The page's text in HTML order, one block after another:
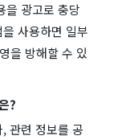
을 광고로 충당
사용하면 일부
을 방해할 수 있
?
관련 정보를 공